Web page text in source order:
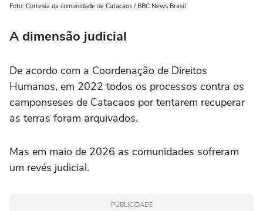
Foto: Cortesia da comunidade de Catacaos / BBC News Brasil
A dimensão judicial
De acordo com a Coordenação de Direitos
Humanos, em 2022 todos os processos contra os
camponseses de Catacaos por tentarem recuperar
as terras foram arquivados.
Mas em maio de 2026 as comunidades sofreram
um revés judicial.
PUBLICIDADE